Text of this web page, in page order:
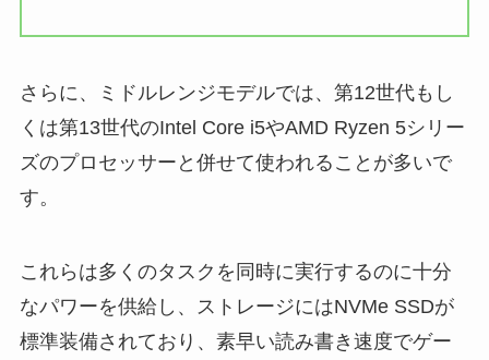
さらに、ミドルレンジモデルでは、第12世代もし
くは第13世代のIntel Core i5やAMD Ryzen 5シリー
ズのプロセッサーと併せて使われることが多いで
す。
これらは多くのタスクを同時に実行するのに十分
なパワーを供給し、ストレージにはNVMe SSDが
標準装備されており、素早い読み書き速度でゲー